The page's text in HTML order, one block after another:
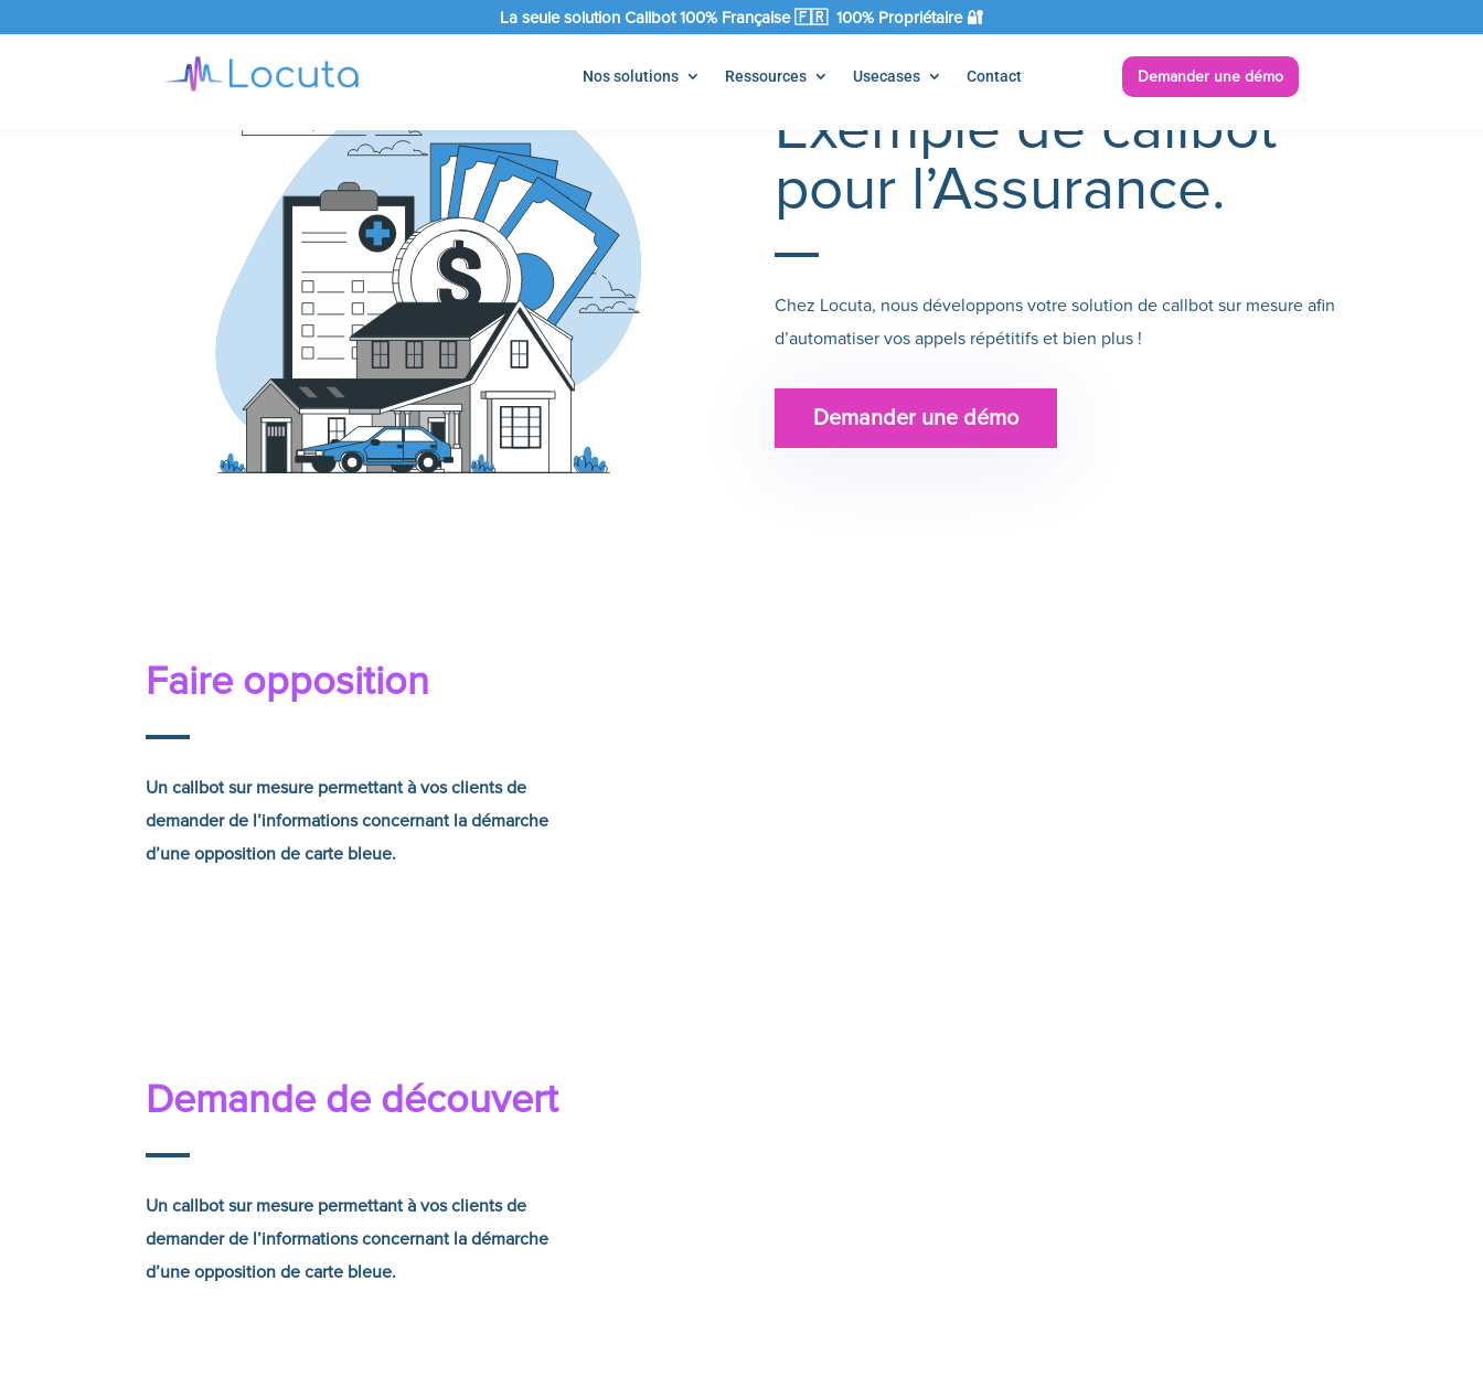
La seule solution Callbot 100% Française 🇫🇷 100% Propriétaire 🔐
Nos solutions Ressources Usecases Contact Demander une démo
Exemple de callbot
pour l’Assurance.
Chez Locuta, nous développons votre solution de callbot sur mesure afin
d’automatiser vos appels répétitifs et bien plus !
Demander une démo
Faire opposition
Un callbot sur mesure permettant à vos clients de
demander de l’informations concernant la démarche
d’une opposition de carte bleue.
Demande de découvert
Un callbot sur mesure permettant à vos clients de
demander de l’informations concernant la démarche
d’une opposition de carte bleue.